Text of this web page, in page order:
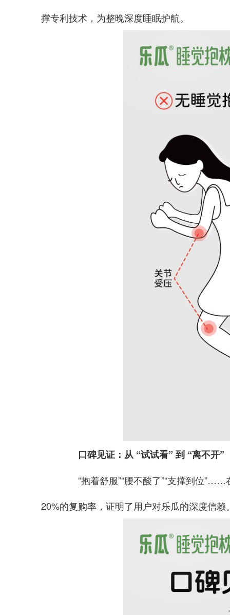
撑专利技术，为整晚深度睡眠护航。
口碑见证：从 “试试看” 到 “离不开”
“抱着舒服”“腰不酸了”“支撑到位”……
20%的复购率，证明了用户对乐瓜的深度信